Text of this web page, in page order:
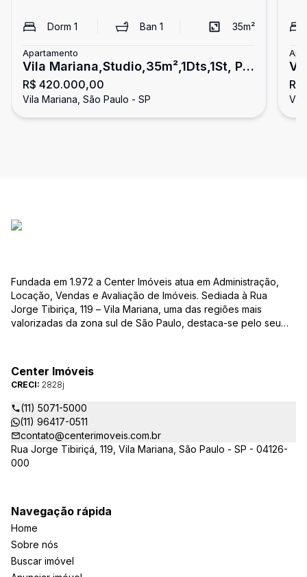
Dorm 1 Ban 1 35m²
Apartamento
Vila Mariana,Studio,35m²,1Dts,1St, Px
ao Metrô!!!!
R$ 420.000,00
Vila Mariana, São Paulo - SP
Fundada em 1.972 a Center Imóveis atua em Administração,
Locação, Vendas e Avaliação de Imóveis. Sediada à Rua
Jorge Tibiriça, 119 – Vila Mariana, uma das regiões mais
valorizadas da zona sul de São Paulo, destaca-se pelo seu
atuantes imobiliárias da região, credenciada junto ao Conselho
Regional dos Corretores de Imóveis (CRECI) e associada ao
Sindicato das Empresas de Compra, Venda, Locação e
Administração de Imóveis Residenciais e Comerciais de São
Paulo (SECOVI).
Center Imóveis
CRECI: 2828j
(11) 5071-5000
(11) 96417-0511
contato@centerimoveis.com.br
Rua Jorge Tibiriçá, 119, Vila Mariana, São Paulo - SP - 04126-
000
Navegação rápida
Home
Sobre nós
Buscar imóvel